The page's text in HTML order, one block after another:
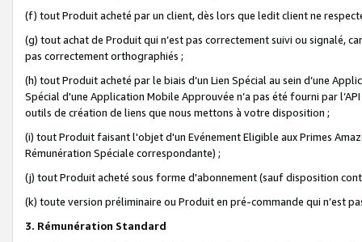
(f) tout Produit acheté par un client, dès lors que ledit client ne
(g) tout achat de Produit qui n’est pas correctement suivi ou signalé,
pas correctement orthographiés ;
(h) tout Produit acheté par le biais d’un Lien Spécial au sein d’une
Spécial d'une Application Mobile Approuvée n’a pas été fourni par
outils de création de liens que nous mettons à votre disposition ;
(i) tout Produit faisant l'objet d'un Evénement Eligible aux Primes
Rémunération Spéciale correspondante) ;
(j) tout Produit acheté sous forme d'abonnement (sauf disposition
(k) toute version préliminaire ou Produit en pré-commande qui n’est
3. Rémunération Standard